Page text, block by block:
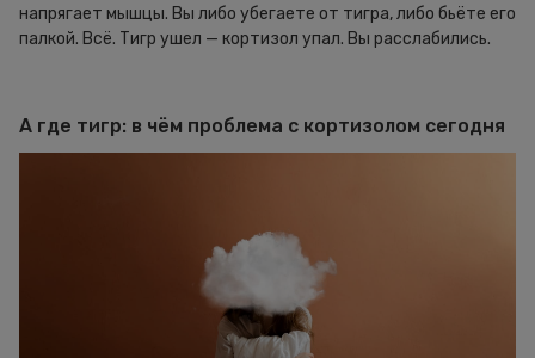
напрягает мышцы. Вы либо убегаете от тигра, либо бьёте его
палкой. Всё. Тигр ушел — кортизол упал. Вы расслабились.
А где тигр: в чём проблема с кортизолом сегодня